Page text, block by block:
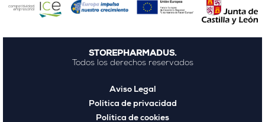
STOREPHARMADUS.
Todos los derechos reservados
Aviso Legal
Política de privacidad
Política de cookies